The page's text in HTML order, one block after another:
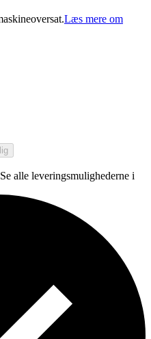
Læs mere om
alle leveringsmulighederne i